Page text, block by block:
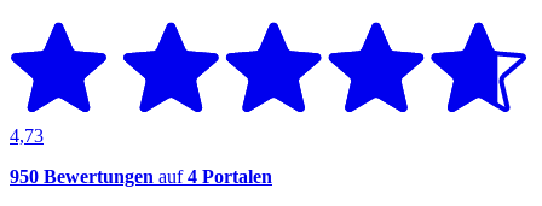
4,73
950 Bewertungen auf4 Portalen